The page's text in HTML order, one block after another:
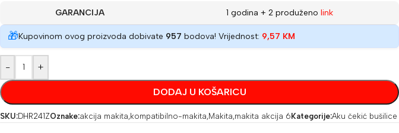
GARANCIJA 1 godina + 2 produženo link
🎁Kupovinom ovog proizvoda dobivate 957 bodova! Vrijednost: 9,57 KM
- +
DODAJ U KOŠARICU
SKU:DHR241ZOznake:akcija makita,kompatibilno-makita,Makita,makita akcija 6Kategorije:Aku čekić bušilice